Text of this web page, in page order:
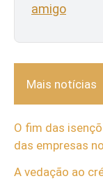
amigo
Mais notícias
O fim das
das empresas
A vedação ao